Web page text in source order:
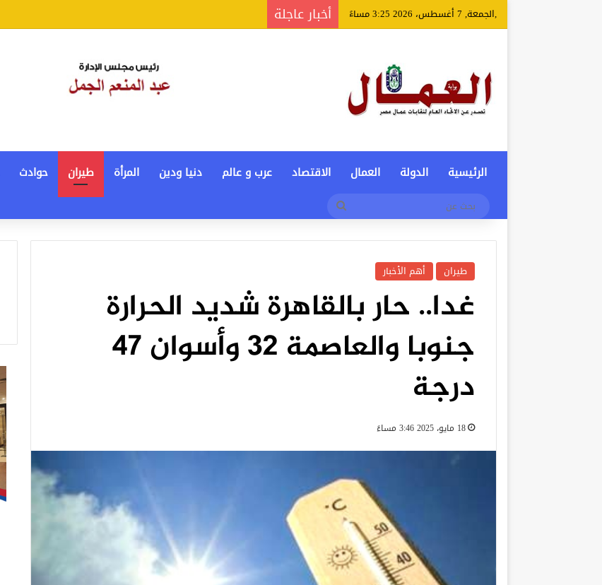
,الجمعة, 7 أغسطس، 2026 3:25 مساءً أخبار عاجلة
الرئيسية الدولة العمال الاقتصاد عرب و عالم دنيا ودين المرأة طيران حوادث
طيران أهم الأخبار
غدا.. حار بالقاهرة شديد الحرارة
جنوبا والعاصمة 32 وأسوان 47
درجة
18 مايو، 2025 3:46 مساءً